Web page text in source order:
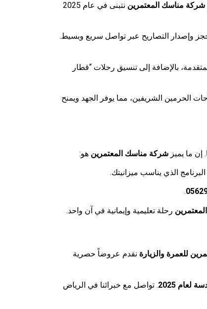
شركة مناسك المعتمرين
نتبنى في عام 2025
وإصدار التصاريح عبر تواصل سريع وبسيط.
بالإضافة إلى تنسيق رحلات “قطار
الحرمين الشريفين، مما يوفر الجهد ويمنح
إن ما يميز شركة مناسك المعتمرين هو:
الذي يناسب ميزانيتك.
.
رحلة تعليمية وإيمانية في آن واحد.
للعمرة والزيارة نقدم عروضاً حصرية
2025
. تواصل مع خبرائنا في الرياض